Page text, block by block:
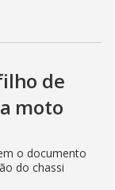
de
moto
o documento
do chassi